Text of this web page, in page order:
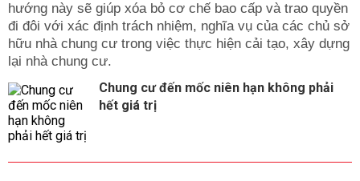
hướng này sẽ giúp xóa bỏ cơ chế bao cấp và trao quyền
đi đôi với xác định trách nhiệm, nghĩa vụ của các chủ sở
hữu nhà chung cư trong việc thực hiện cải tạo, xây dựng
lại nhà chung cư.
Chung cư đến mốc niên hạn không phải
hết giá trị